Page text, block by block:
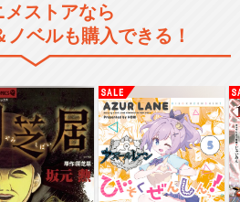
岸辺露伴は動かない
閉じる
ストアなら
ベルも購入できる！